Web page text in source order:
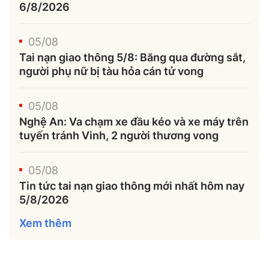
6/8/2026
05/08
Tai nạn giao thông 5/8: Băng qua đường sắt,
người phụ nữ bị tàu hỏa cán tử vong
05/08
Nghệ An: Va chạm xe đầu kéo và xe máy trên
tuyến tránh Vinh, 2 người thương vong
05/08
Tin tức tai nạn giao thông mới nhất hôm nay
5/8/2026
Xem thêm